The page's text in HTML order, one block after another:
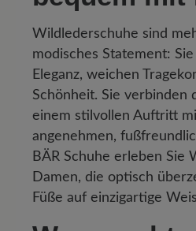
Wildlederschuhe sind
modisches Statement:
Eleganz, weichen
Schönheit. Sie verbinden
einem stilvollen Auftritt
angenehmen,
BÄR Schuhe erleben Sie
Damen, die optisch
Füße auf einzigartige